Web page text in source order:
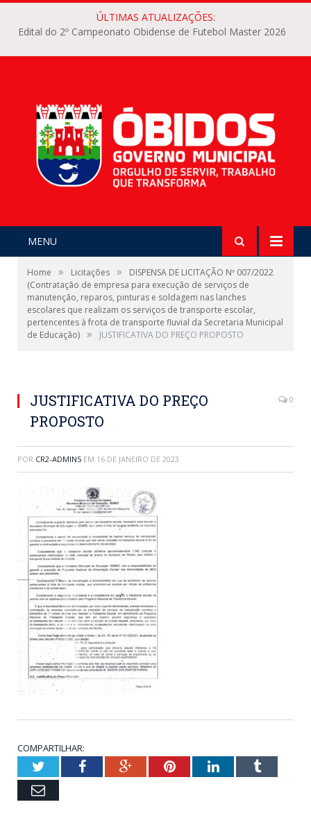
ÚLTIMAS ATUALIZAÇÕES:
Edital do 2º Campeonato Obidense de Futebol Master 2026
MENU
Home » Licitações »
DISPENSA DE LICITAÇÃO Nº 007/2022
(Contratação de empresa para execução de serviços de
manutenção, reparos, pinturas e soldagem nas lanches
escolares que realizam os serviços de transporte escolar,
pertencentes à frota de transporte fluvial da Secretaria Municipal
de Educação) » JUSTIFICATIVA DO PREÇO PROPOSTO
JUSTIFICATIVA DO PREÇO
PROPOSTO
0
POR CR2-ADMIN5 EM 16 DE JANEIRO DE 2023
COMPARTILHAR:
TwitterFacebookGoogle+PinterestLinkedInTumblr
Email